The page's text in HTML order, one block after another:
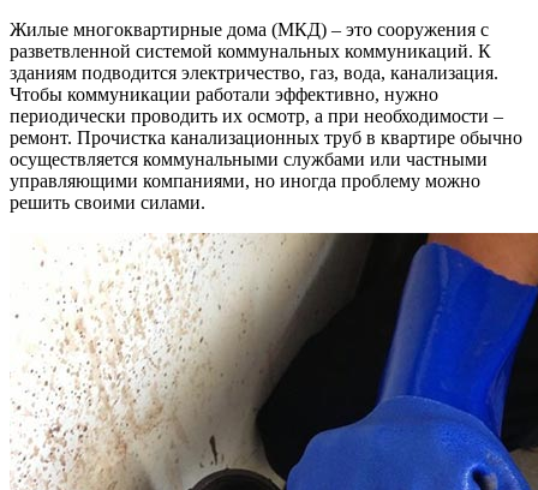
Жилые многоквартирные дома (МКД) – это сооружения с
разветвленной системой коммунальных коммуникаций. К
зданиям подводится электричество, газ, вода, канализация.
Чтобы коммуникации работали эффективно, нужно
периодически проводить их осмотр, а при необходимости –
ремонт. Прочистка канализационных труб в квартире обычно
осуществляется коммунальными службами или частными
управляющими компаниями, но иногда проблему можно
решить своими силами.